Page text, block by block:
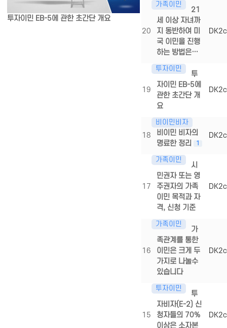
투자이민 EB-5에 관한 초간단 개요
20
가족이민
21
세 이상 자녀까
지 동반하여 미
국 이민을 진행
하는 방법은…
19
투자이민
투
자이민 EB-5에
관한 초간단 개
요
18
비이민비자
비이민 비자의
명료한 정리
1
17
가족이민
시
민권자 또는 영
주권자의 가족
이민 목적과 자
격, 신청 기준
16
가족이민
가
족관계를 통한
이민은 크게 두
가지로 나눌수
있습니다
15
투자이민
투
자비자(E-2) 신
청자들의 70%
이상은 소자본